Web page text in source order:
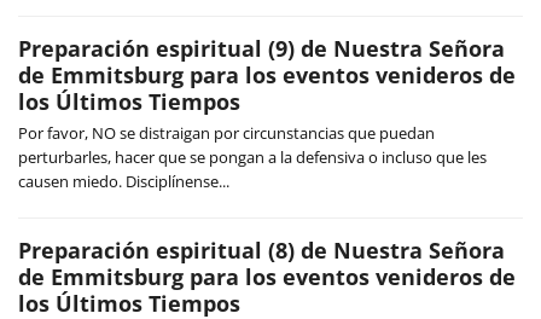
Preparación espiritual (9) de Nuestra Señora
de Emmitsburg para los eventos venideros de
los Últimos Tiempos
Por favor, NO se distraigan por circunstancias que puedan
perturbarles, hacer que se pongan a la defensiva o incluso que les
causen miedo. Disciplínense...
Preparación espiritual (8) de Nuestra Señora
de Emmitsburg para los eventos venideros de
los Últimos Tiempos